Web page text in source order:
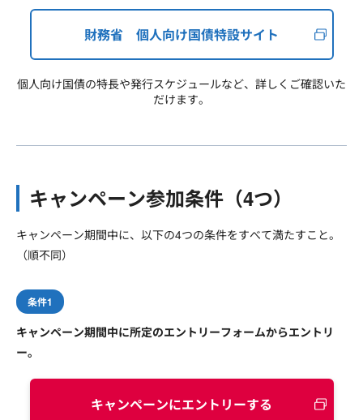
財務省 個人向け国債特設サイト
個人向け国債の特長や発行スケジュールなど、詳しくご確認いた
だけます。
キャンペーン参加条件（4つ）
キャンペーン期間中に、以下の4つの条件をすべて満たすこと。
（順不同）
条件1
キャンペーン期間中に所定のエントリーフォームからエントリ
ー。
キャンペーンにエントリーする